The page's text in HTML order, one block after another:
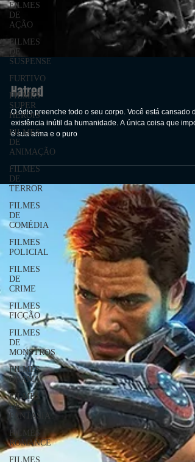
FILMES
DE
AÇÃO
FILMES
DE
SUSPENSE
FURTIVO
FILMES
SUPER
HERÓIS
FILMES
DE
ANIMAÇÃO
FILMES
DE
TERROR
FILMES
DE
COMÉDIA
FILMES
POLICIAL
FILMES
DE
CRIME
FILMES
FICÇÃO
FILMES
DE
MONSTROS
FILMES
DRAMA
FILMES
DE
FANTASIA
FILMES
ROMANCE
FILMES
Hatred
O ódio preenche todo o seu corpo. Você está cansado
existência inútil da humanidade. A única coisa que
é sua arma e o puro